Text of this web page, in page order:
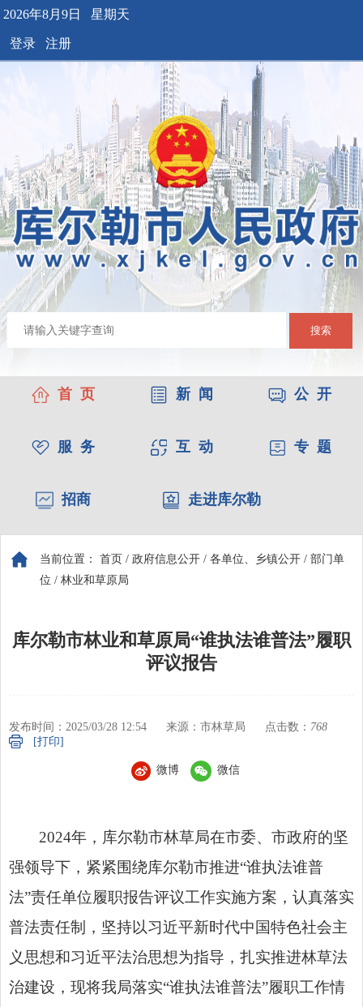
2026年8月9日 星期天
登录 注册
搜索
首 页 新 闻 公 开
服 务 互 动 专 题
招商 走进库尔勒
当前位置： 首页 / 政府信息公开 / 各单位、乡镇公开 / 部门单
位 / 林业和草原局
库尔勒市林业和草原局“谁执法谁普法”履职
评议报告
发布时间：2025/03/28 12:54 来源：市林草局 点击数： 768
[打印]
微博 微信
2024年，库尔勒市林草局在市委、市政府的坚
强领导下，紧紧围绕库尔勒市推进“谁执法谁普
法”责任单位履职报告评议工作实施方案，认真落实
普法责任制，坚持以习近平新时代中国特色社会主
义思想和习近平法治思想为指导，扎实推进林草法
治建设，现将我局落实“谁执法谁普法”履职工作情